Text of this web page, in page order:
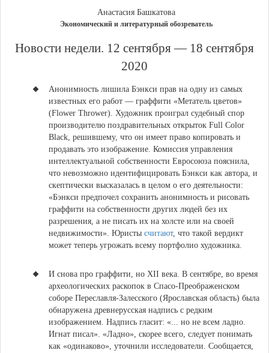
Анастасия Башкатова
Экономический и литературный обозреватель
​Новости недели. 12 сентября — 18 сентября
2020
Анонимность лишила Бэнкси прав на одну из самых
известных его работ — граффити «Метатель цветов»
(Flower Thrower). Художник проиграл судебный спор
производителю поздравительных открыток Full Color
Black, решившему, что он имеет право копировать и
продавать это изображение. Комиссия управления
интеллектуальной собственности Евросоюза пояснила,
что невозможно идентифицировать Бэнкси как автора, и
скептически высказалась в целом о его деятельности:
«Бэнкси предпочел сохранить анонимность и рисовать
граффити на собственности других людей без их
разрешения, а не писать их на холсте или на своей
недвижимости». Юристы считают, что такой вердикт
может теперь угрожать всему портфолио художника.
И снова про граффити, но XII века. В сентябре, во время
археологических раскопок в Спасо-Преображенском
соборе Переславля-Залесского (Ярославская область) была
обнаружена древнерусская надпись с редким
изображением. Надпись гласит: «... но не всем ладно.
Игнат писал». «Ладно», скорее всего, следует понимать
как «одинаково», уточнили исследователи. Сообщается,